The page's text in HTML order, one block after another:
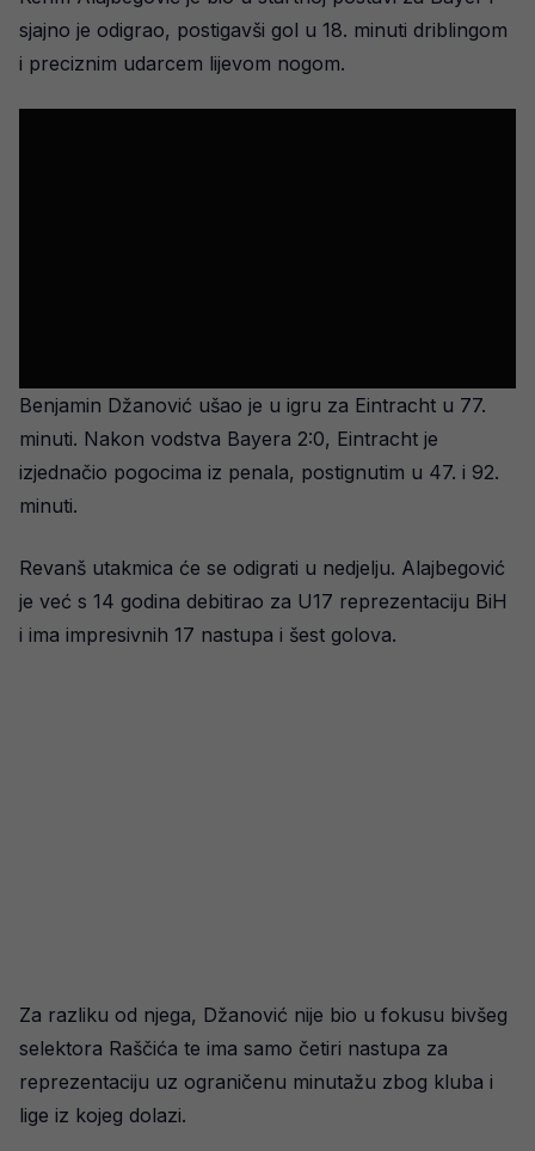
sjajno je odigrao, postigavši gol u 18. minuti driblingom
i preciznim udarcem lijevom nogom.
Benjamin Džanović ušao je u igru za Eintracht u 77.
minuti. Nakon vodstva Bayera 2:0, Eintracht je
izjednačio pogocima iz penala, postignutim u 47. i 92.
minuti.
Revanš utakmica će se odigrati u nedjelju. Alajbegović
je već s 14 godina debitirao za U17 reprezentaciju BiH
i ima impresivnih 17 nastupa i šest golova.
Za razliku od njega, Džanović nije bio u fokusu bivšeg
selektora Raščića te ima samo četiri nastupa za
reprezentaciju uz ograničenu minutažu zbog kluba i
lige iz kojeg dolazi.